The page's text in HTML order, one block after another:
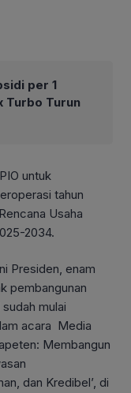
per 1
Turbo Turun
untuk
tahun
Usaha
2034.
Presiden, enam
pembangunan
mulai
acara Media
Membangun
dan Kredibel’, di